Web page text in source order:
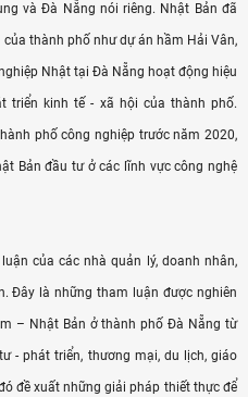
và Đà Nẵng nói riêng. Nhật Bản đã
thành phố như dự án hầm Hải Vân,
Nhật tại Đà Nẵng hoạt động hiệu
triển kinh tế - xã hội của thành phố.
phố công nghiệp trước năm 2020,
Bản đầu tư ở các lĩnh vực công nghệ
của các nhà quản lý, doanh nhân,
Đây là những tham luận được nghiên
– Nhật Bản ở thành phố Đà Nẵng từ
- phát triển, thương mại, du lịch, giáo
đề xuất những giải pháp thiết thực để